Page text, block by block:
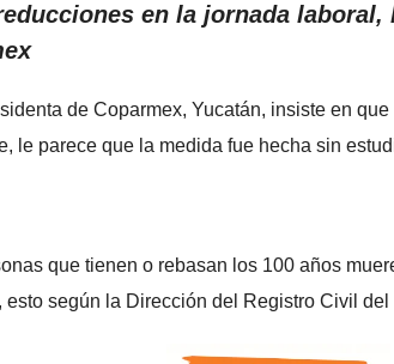
en la jornada laboral,
de Coparmex, Yucatán, insiste en
le parece que la medida fue hecha sin
que tienen o rebasan los 100 años
según la Dirección del Registro Civil del